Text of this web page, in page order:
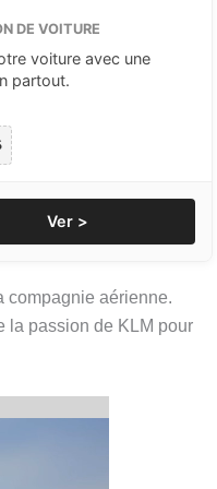
DE VOITURE
voiture avec une
partout.
Ver >
compagnie aérienne.
la passion de KLM pour